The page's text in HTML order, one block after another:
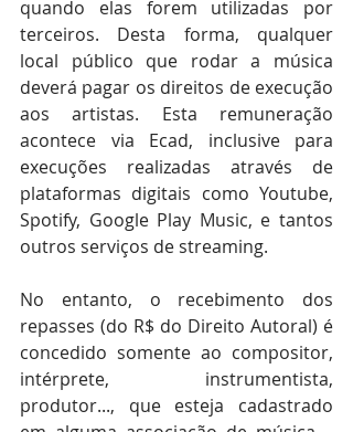
quando elas forem utilizadas por
terceiros. Desta forma, qualquer
local público que rodar a música
deverá pagar os direitos de execução
aos artistas. Esta remuneração
acontece via Ecad, inclusive para
execuções realizadas através de
plataformas digitais como Youtube,
Spotify, Google Play Music, e tantos
outros serviços de streaming.
No entanto, o recebimento dos
repasses (do R$ do Direito Autoral) é
concedido somente ao compositor,
intérprete, instrumentista,
produtor..., que esteja cadastrado